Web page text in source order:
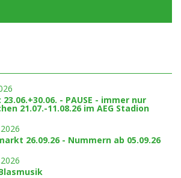
- PAUSE - immer nur
21.07.-11.08.26 im AEG Stadion
26.09.26 - Nummern ab 05.09.26